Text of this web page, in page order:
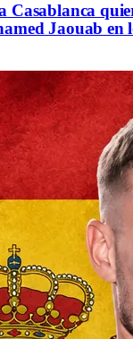
Casablanca
Jaouab en